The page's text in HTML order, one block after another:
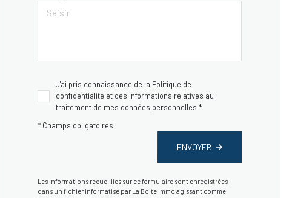
J'ai pris connaissance de la Politique de
confidentialité et des informations relatives au
traitement de mes données personnelles *
* Champs obligatoires
ENVOYER
Les informations recueillies sur ce formulaire sont enregistrées
dans un fichier informatisé par La Boite Immo agissant comme